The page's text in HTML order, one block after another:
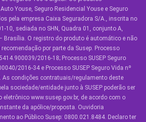
Carro
Youse, Seguro Residencial Youse e Seguro
pela empresa Caixa Seguradora S/A., inscrita no
10, sediada no SHN, Quadra 01, conjunto A,
Brasília. O registro do produto é automático e não
por parte da Susep. Processo
2016-18; Processo SUSEP Seguro
2016-34 e Processo SUSEP Seguro Vida nº
As condições contratuais/regulamento deste
sociedade/entidade junto à SUSEP poderão ser
www.susep.gov.br, de acordo com o
da apólice/proposta. Ouvidoria
ao Público Susep: 0800.021.8484. Declaro ter